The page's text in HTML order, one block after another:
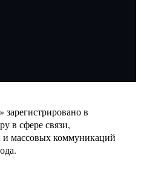
зарегистрировано в
в сфере связи,
массовых коммуникаций